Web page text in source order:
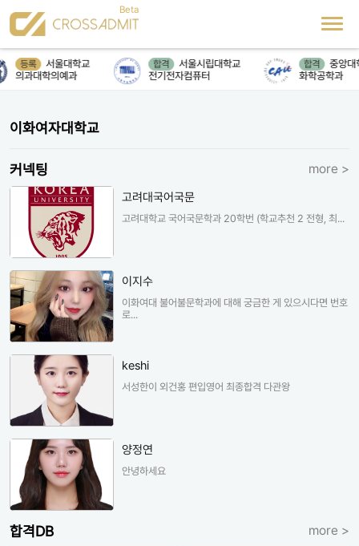
등록
서울대학교
의과대학의예과
합격
서울시립대학교
전기전자컴퓨터
합격
중앙대
화학공학과
이화여자대학교
커넥팅 more >
고려대국어국문
고려대학교 국어국문학과 20학번 (학교추천 2 전형, 최...
이지수
이화여대 불어불문학과에 대해 궁금한 게 있으시다면 번호
로...
keshi
서성한이 외건홍 편입영어 최종합격 다관왕
양정연
안녕하세요
합격DB more >